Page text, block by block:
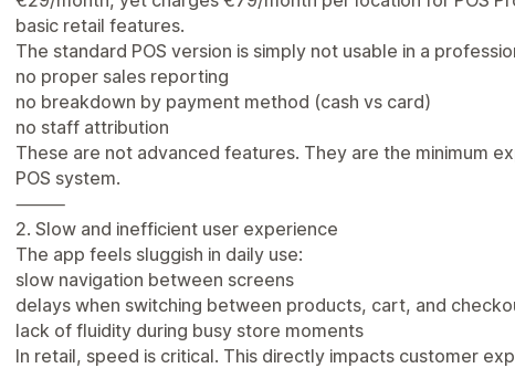
basic retail features.
The standard POS version is simply not usable in a
no proper sales reporting
no breakdown by payment method (cash vs card)
no staff attribution
These are not advanced features. They are the minimum
POS system.
⸻
2. Slow and inefficient user experience
The app feels sluggish in daily use:
slow navigation between screens
delays when switching between products, cart, and
lack of fluidity during busy store moments
In retail, speed is critical. This directly impacts customer